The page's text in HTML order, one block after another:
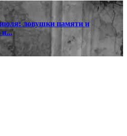
ловушки памяти и
и...